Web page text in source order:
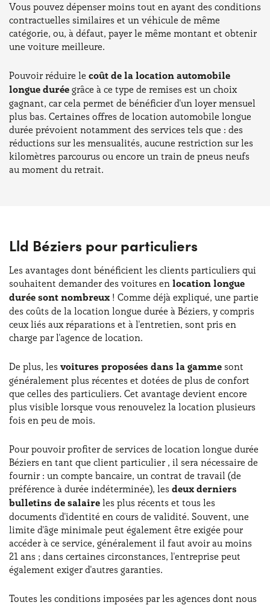
Vous pouvez dépenser moins tout en ayant des conditions
contractuelles similaires et un véhicule de même
catégorie, ou, à défaut, payer le même montant et obtenir
une voiture meilleure.
Pouvoir réduire le coût de la location automobile
longue durée grâce à ce type de remises est un choix
gagnant, car cela permet de bénéficier d'un loyer mensuel
plus bas. Certaines offres de location automobile longue
durée prévoient notamment des services tels que : des
réductions sur les mensualités, aucune restriction sur les
kilomètres parcourus ou encore un train de pneus neufs
au moment du retrait.
Lld Béziers pour particuliers
Les avantages dont bénéficient les clients particuliers qui
souhaitent demander des voitures en location longue
durée sont nombreux ! Comme déjà expliqué, une partie
des coûts de la location longue durée à Béziers, y compris
ceux liés aux réparations et à l'entretien, sont pris en
charge par l'agence de location.
De plus, les voitures proposées dans la gamme sont
généralement plus récentes et dotées de plus de confort
que celles des particuliers. Cet avantage devient encore
plus visible lorsque vous renouvelez la location plusieurs
fois en peu de mois.
Pour pouvoir profiter de services de location longue durée
Béziers en tant que client particulier , il sera nécessaire de
fournir : un compte bancaire, un contrat de travail (de
préférence à durée indéterminée), les deux derniers
bulletins de salaire les plus récents et tous les
documents d'identité en cours de validité. Souvent, une
limite d'âge minimale peut également être exigée pour
accéder à ce service, généralement il faut avoir au moins
21 ans ; dans certaines circonstances, l'entreprise peut
également exiger d'autres garanties.
Toutes les conditions imposées par les agences dont nous